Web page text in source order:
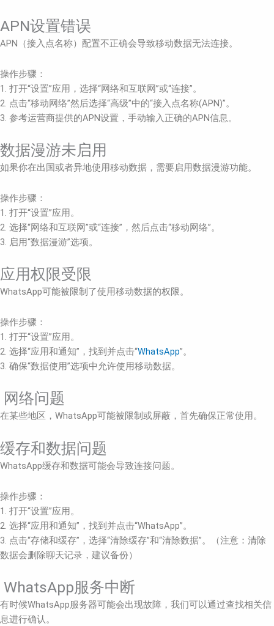
APN设置错误
APN（接入点名称）配置不正确会导致移动数据无法连接。
操作步骤：
1. 打开“设置”应用，选择“网络和互联网”或“连接”。
2. 点击“移动网络”然后选择“高级”中的“接入点名称(APN)”。
3. 参考运营商提供的APN设置，手动输入正确的APN信息。
数据漫游未启用
如果你在出国或者异地使用移动数据，需要启用数据漫游功能。
操作步骤：
1. 打开“设置”应用。
2. 选择“网络和互联网”或“连接”，然后点击“移动网络”。
3. 启用“数据漫游”选项。
应用权限受限
WhatsApp可能被限制了使用移动数据的权限。
操作步骤：
1. 打开“设置”应用。
2. 选择“应用和通知”，找到并点击“WhatsApp”。
3. 确保“数据使用”选项中允许使用移动数据。
网络问题
在某些地区，WhatsApp可能被限制或屏蔽，首先确保正常使用。
缓存和数据问题
WhatsApp缓存和数据可能会导致连接问题。
操作步骤：
1. 打开“设置”应用。
2. 选择“应用和通知”，找到并点击“WhatsApp”。
3. 点击“存储和缓存”，选择“清除缓存”和“清除数据”。（注意：清除
数据会删除聊天记录，建议备份）
WhatsApp服务中断
有时候WhatsApp服务器可能会出现故障，我们可以通过查找相关信
息进行确认。